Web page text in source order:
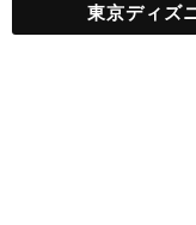
東京ディズ